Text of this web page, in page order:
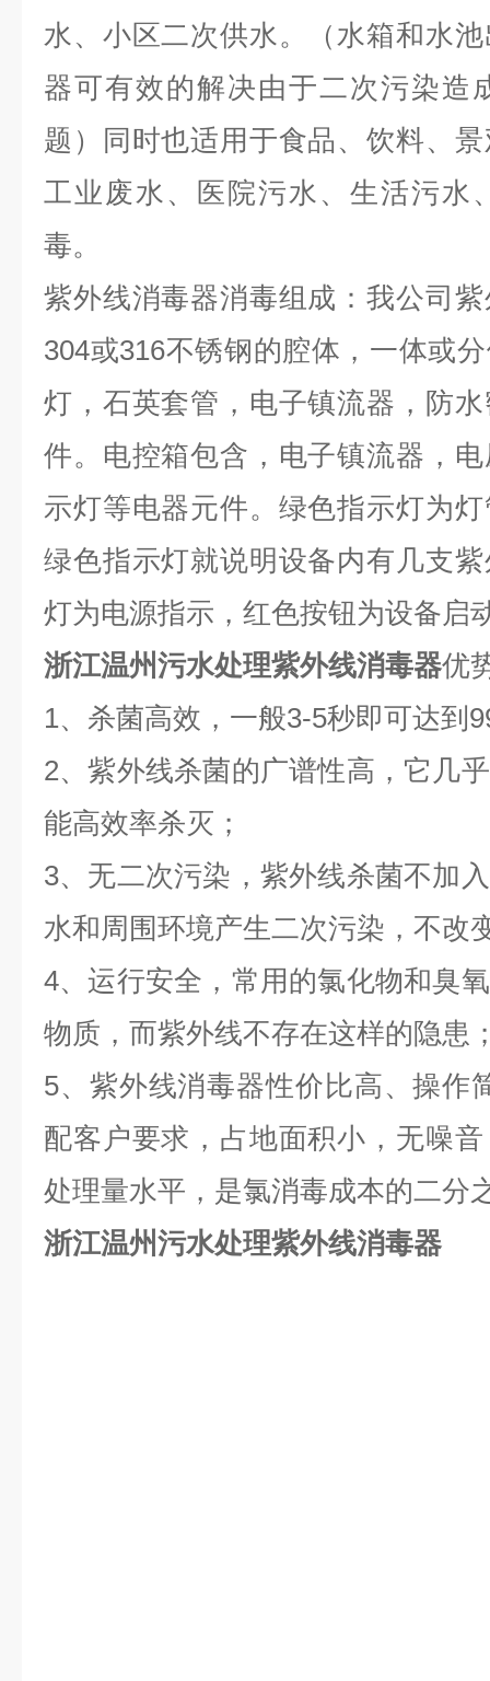
水、小区二次供水。（水箱和水
器可有效的解决由于二次污染造
题）同时也适用于食品、饮料、
工业废水、医院污水、生活污水
毒。
紫外线消毒器消毒组成：我公司
304或316不锈钢的腔体，一体或
灯，石英套管，电子镇流器，防
件。电控箱包含，电子镇流器，
示灯等电器元件。绿色指示灯为
绿色指示灯就说明设备内有几支
灯为电源指示，红色按钮为设备启
浙江温州污水处理紫外线消毒器优
1、杀菌高效，一般3-5秒即可达到
2、紫外线杀菌的广谱性高，它几
能高效率杀灭；
3、无二次污染，紫外线杀菌不加
水和周围环境产生二次污染，不改
4、运行安全，常用的氯化物和臭
物质，而紫外线不存在这样的隐患
5、紫外线消毒器性价比高、操作
配客户要求，占地面积小，无噪
处理量水平，是氯消毒成本的二分
浙江温州污水处理紫外线消毒器